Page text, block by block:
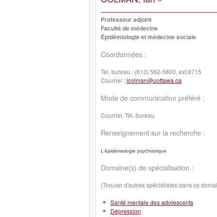
Professeur adjoint
Faculté de médecine
Épidémiologie et médecine sociale
Coordonnées :
Tél. bureau : (613) 562-5800, ext.8715
Courriel :icolman@uottawa.ca
Mode de communication préféré :
Courriel, Tél. bureau
Renseignement sur la recherche :
L'épidémiologie psychiatrique
Domaine(s) de spécialisation :
(Trouver d'autres spécialistes dans ce
Santé mentale des adolescents
Dépression